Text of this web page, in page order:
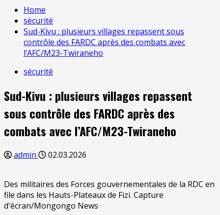
Home
sécurité
Sud-Kivu : plusieurs villages repassent sous
contrôle des FARDC après des combats avec
l’AFC/M23-Twiraneho
sécurité
Sud-Kivu : plusieurs villages repassent
sous contrôle des FARDC après des
combats avec l’AFC/M23-Twiraneho
admin 02.03.2026
Des militaires des Forces gouvernementales de la RDC en
file dans les Hauts-Plateaux de Fizi. Capture
d'écran/Mongongo News